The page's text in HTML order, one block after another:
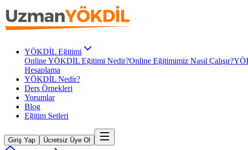
YÖKDİL Eğitimi
Online YÖKDİL Eğitimi Nedir?Online Eğitimimiz Nasıl Çalışır?
Hesaplama
YÖKDİL Nedir?
Ders Örnekleri
Yorumlar
Blog
Eğitim Setleri
Giriş Yap Ücretsiz Üye Ol